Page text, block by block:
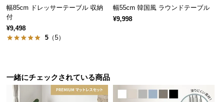
客
様
サ
ポ
シーンに合わせてマルチに活躍
センターテーブルとして
幅85cm ドレッサーテーブル 収納
付
¥9,498
5 （5）
幅55cm 韓国風 ラウンドテーブル
¥9,998
一緒にチェックされている商品